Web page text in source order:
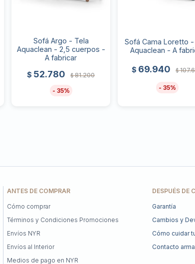
Sofá Argo - Tela
Aquaclean - 2,5 cuerpos -
A fabricar
$ 52.780 $ 81.200
35
Sofá Cama Loretto -
Aquaclean - A
$ 69.940 $
35
DESPUÉS DE
Garantía
Cambios y
Cómo cuidar
Contacto
ANTES DE COMPRAR
Cómo comprar
Términos y Condiciones Promociones
Envíos NYR
Envíos al Interior
Medios de pago en NYR